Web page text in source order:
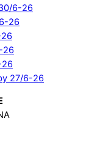
6-26
26
26
26
27/6-26